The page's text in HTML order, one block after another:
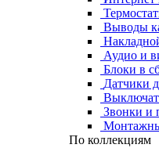
Выводы
Аудио и
Блоки в
Датчики
Звонки и
По коллекциям